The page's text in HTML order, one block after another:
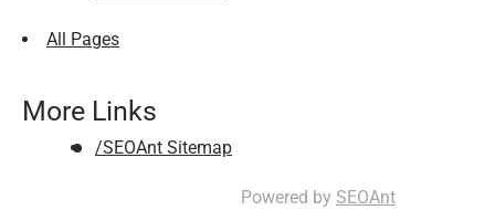
All Pages
More Links
/SEOAnt Sitemap
Powered by SEOAnt